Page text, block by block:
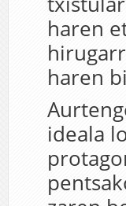
haren
haren
ideala